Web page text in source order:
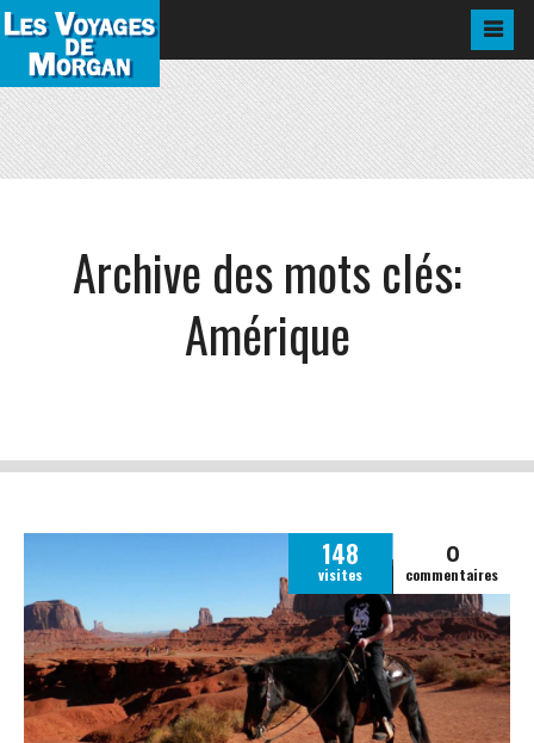
Archive des mots clés:
Amérique
148
visites
0
commentaires